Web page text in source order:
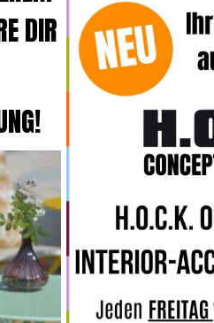
DIR